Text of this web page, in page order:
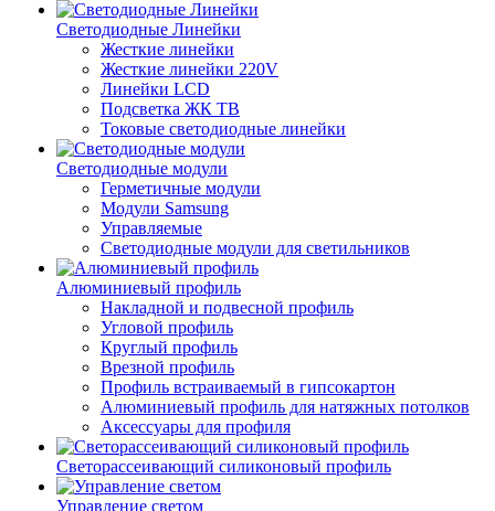
Светодиодные Линейки
Жесткие линейки
Жесткие линейки 220V
Линейки LCD
Подсветка ЖК ТВ
Токовые светодиодные линейки
Светодиодные модули
Герметичные модули
Модули Samsung
Управляемые
Светодиодные модули для светильников
Алюминиевый профиль
Накладной и подвесной профиль
Угловой профиль
Круглый профиль
Врезной профиль
Профиль встраиваемый в гипсокартон
Алюминиевый профиль для натяжных потолков
Аксессуары для профиля
Светорассеивающий силиконовый профиль
Управление светом